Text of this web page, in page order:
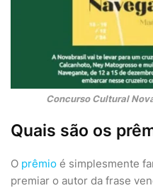
Concurso Cultural
Quais são os
O prêmio é simplesmente
premiar o autor da frase